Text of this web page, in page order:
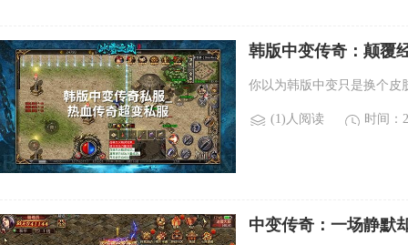
韩版中变传奇：颠覆
你以为韩版中变只是换个皮
(1)人阅读 时间：
中变传奇：一场静默